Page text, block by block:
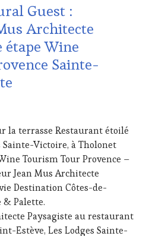
Guest :
Architecte
étape Wine
Sainte-
la terrasse Restaurant étoilé
Sainte-Victoire, à Tholonet
Tourism Tour Provence –
Jean Mus Architecte
Destination Côtes-de-
& Palette.
Paysagiste au restaurant
Estève, Les Lodges Sainte-